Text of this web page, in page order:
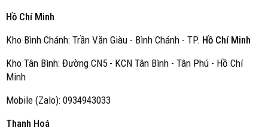
Hồ Chí Minh
Kho Bình Chánh: Trần Văn Giàu - Bình Chánh - TP. Hồ Chí Minh
Kho Tân Bình: Đường CN5 - KCN Tân Bình - Tân Phú - Hồ Chí
Minh
Mobile (Zalo): 0934943033
Thanh Hoá